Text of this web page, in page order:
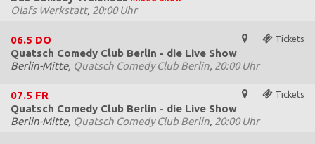
Olafs Werkstatt, 20:00 Uhr
Tickets
06.5 DO
Quatsch Comedy Club Berlin - die Live Show
Berlin-Mitte, Quatsch Comedy Club Berlin, 20:00 Uhr
Tickets
07.5 FR
Quatsch Comedy Club Berlin - die Live Show
Berlin-Mitte, Quatsch Comedy Club Berlin, 20:00 Uhr